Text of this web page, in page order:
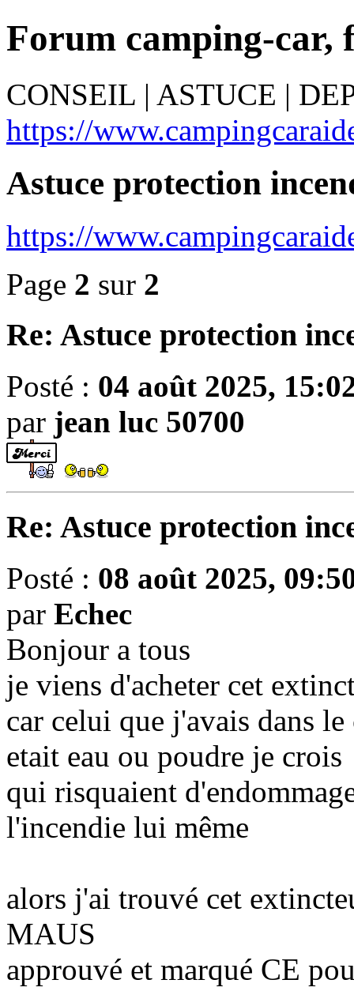
Forum camping-car,
CONSEIL | ASTUCE |
https://
Astuce protection
https://
Page 2 sur 2
Re: Astuce protection
Posté : 04 août 2025,
par jean luc 50700
Re: Astuce protection
Posté : 08 août 2025,
par Echec
Bonjour a tous
je viens d'acheter cet
car celui que j'avais dans
etait eau ou poudre je crois
qui risquaient
l'incendie lui même
alors j'ai trouvé cet
MAUS
approuvé et marqué CE